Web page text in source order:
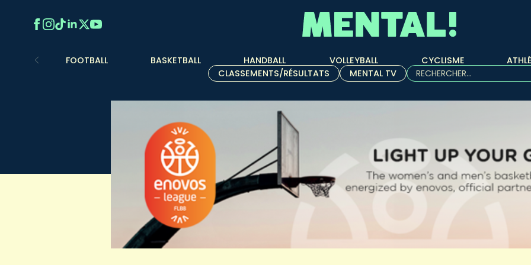
FOOTBALL BASKETBALL HANDBALL VOLLEYBALL CYCLISME
CLASSEMENTS/RÉSULTATS
MENTAL TV
Rechercher :